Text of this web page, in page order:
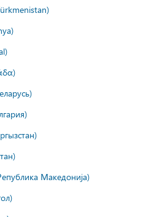
Македонија)